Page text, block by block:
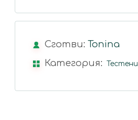
Сготви: Tonina
Категория:
Тестени